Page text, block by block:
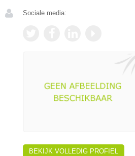
Sociale media:
BEKIJK VOLLEDIG PROFIEL